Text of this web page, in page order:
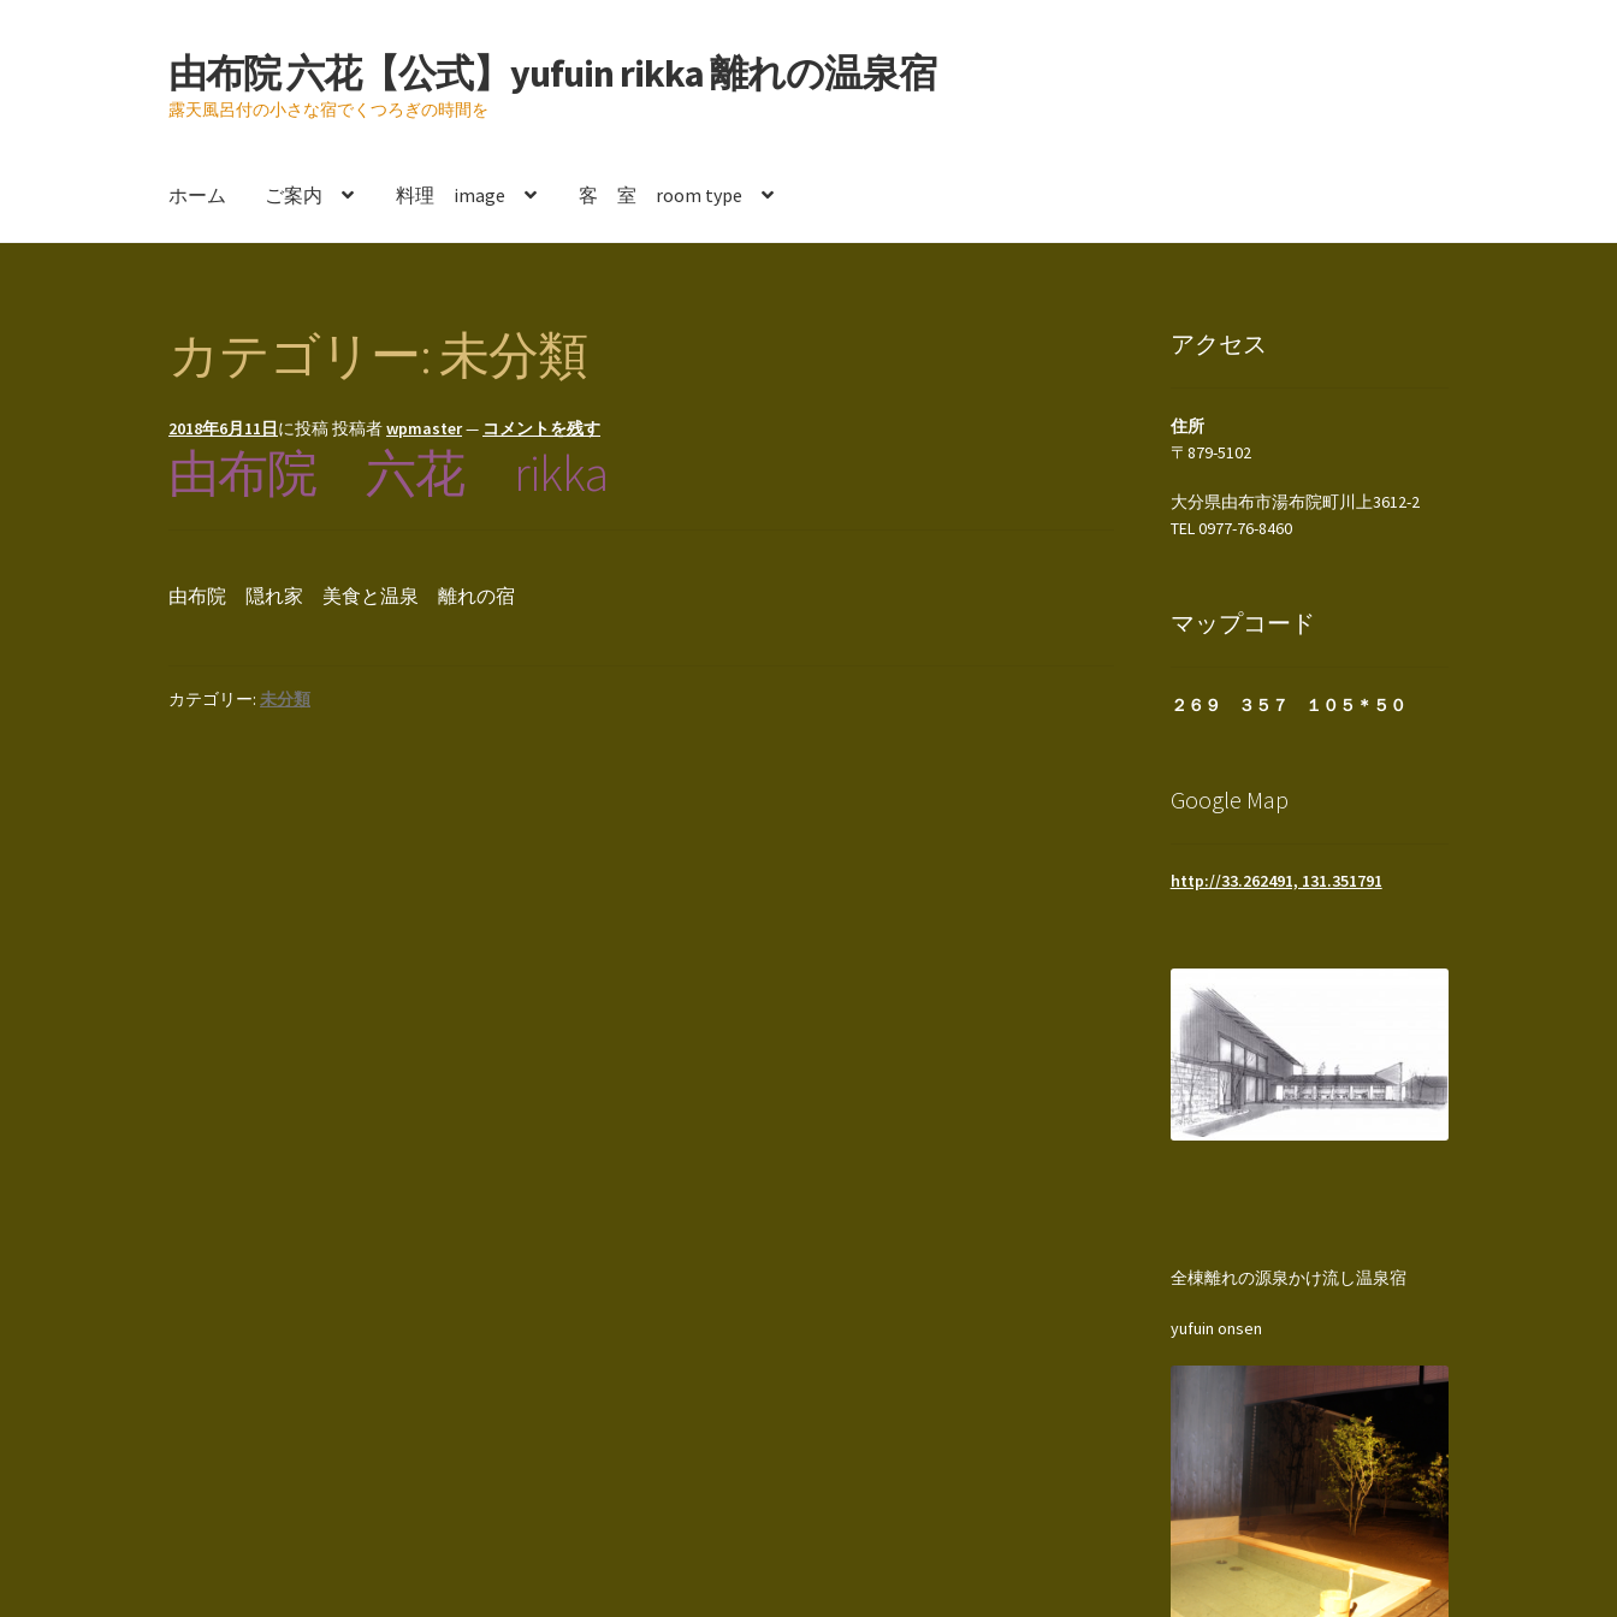
ナ
ビ
ゲ
シ
ン
ッ
コ
ン
テ
ツ
ス
由布院 六花【公式】yufuin rikka 離れの温泉宿
露天風呂付の小さな宿でくつろぎの時間を
ホーム ご案内 料理 image 客 室 room type
カテゴリー:未分類
2018年6月11日に投稿投稿者wpmaster— コメントを残す
由布院 六花 rikka
由布院 隠れ家 美食と温泉 離れの宿
カテゴリー:未分類
アクセス
住所
〒879-5102
大分県由布市湯布院町川上3612-2
TEL 0977-76-8460
マップコード
２６９ ３５７ １０５＊５０
Google Map
http://33.262491, 131.351791
全棟離れの源泉かけ流し温泉宿
yufuin onsen